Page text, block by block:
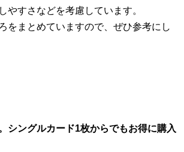
やすさなどを考慮しています。
をまとめていますので、ぜひ参考にし
シングルカード1枚からでもお得に購入